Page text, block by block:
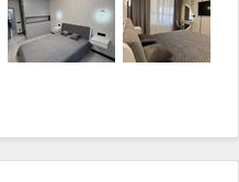
шафа, газова плита,
пральна та сушильна
Fi; електрочайник, праска,
підлога; балкон; вантажний
із безбарєрним доступом.